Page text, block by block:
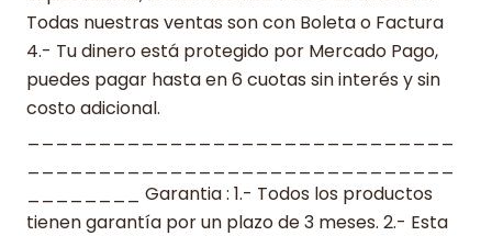
Todas nuestras ventas son con Boleta o Factura
4.- Tu dinero está protegido por Mercado Pago,
puedes pagar hasta en 6 cuotas sin interés y sin
costo adicional.
________ Garantia : 1.- Todos los productos
tienen garantía por un plazo de 3 meses. 2.- Esta